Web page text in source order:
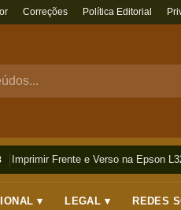
Correções Política Editorial
Frente e Verso na Epson
▾ LEGAL ▾ REDES